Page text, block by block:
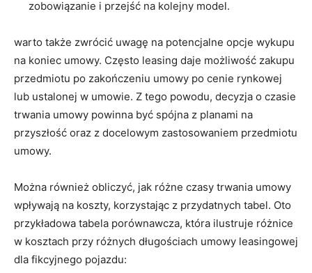
zobowiązanie i przejść na kolejny model.
warto także zwrócić uwagę na potencjalne opcje wykupu
na koniec umowy. Często leasing daje możliwość zakupu
przedmiotu po zakończeniu umowy po cenie rynkowej
lub ustalonej w umowie. Z tego powodu, decyzja o czasie
trwania umowy powinna być spójna z planami na
przyszłość oraz z docelowym zastosowaniem przedmiotu
umowy.
Można również obliczyć, jak różne czasy trwania umowy
wpływają na koszty, korzystając z przydatnych tabel. Oto
przykładowa tabela porównawcza, która ilustruje różnice
w kosztach przy różnych długościach umowy leasingowej
dla fikcyjnego pojazdu: